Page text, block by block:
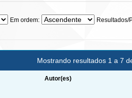
Em ordem: Resultados/
Mostrando resultados 1 a 7
Autor(es)